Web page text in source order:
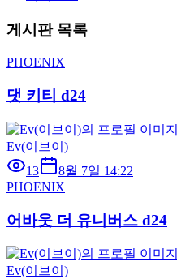
게시판 목록
PHOENIX
댓 키티 d24
Ev(이브이)
13
8월 7일 14:22
PHOENIX
어바웃 더 유니버스 d24
Ev(이브이)